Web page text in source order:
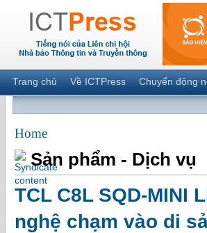
Trang chủ Về ICTPress Chuyển động
Home
Sản phẩm - Dịch vụ
TCL C8L SQD-MINI
nghệ chạm vào di